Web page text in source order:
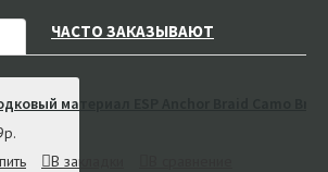
ЧАСТО ЗАКАЗЫВАЮТ
материал ESP Anchor Braid Camo
В закладки